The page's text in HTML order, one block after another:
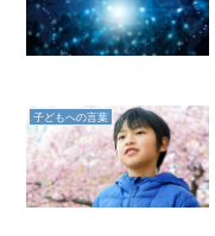
子どもへの言葉